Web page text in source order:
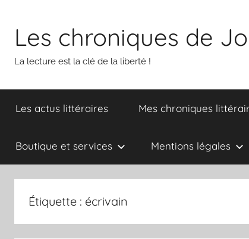
contenu
Les chroniques de
La lecture est la clé de la liberté !
Les actus littéraires Mes chroniques
Boutique et services Mentions légales
Étiquette : écrivain